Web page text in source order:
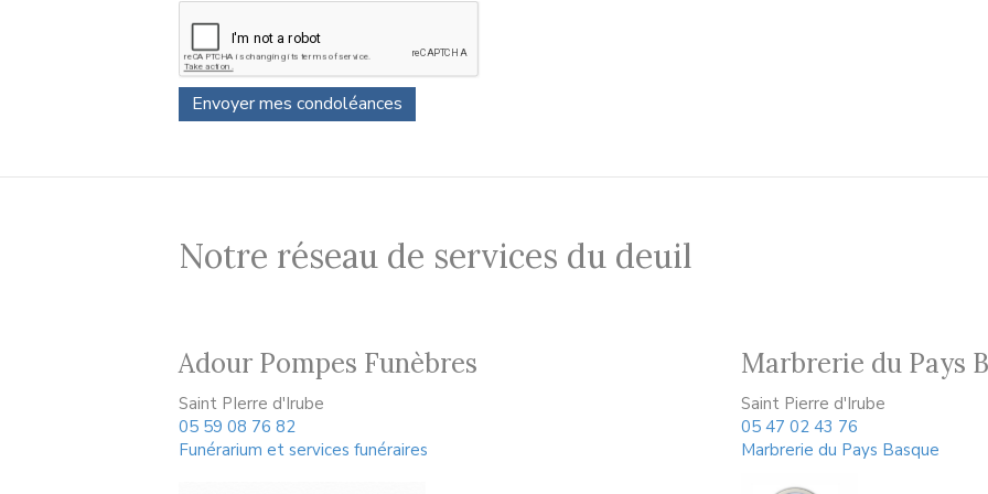
Notre réseau de services du deuil
Adour Pompes Funèbres
Saint PIerre d'Irube
05 59 08 76 82
Funérarium et services funéraires
Marbrerie du Pays
Saint Pierre d'Irube
05 47 02 43 76
Marbrerie du Pays Basque